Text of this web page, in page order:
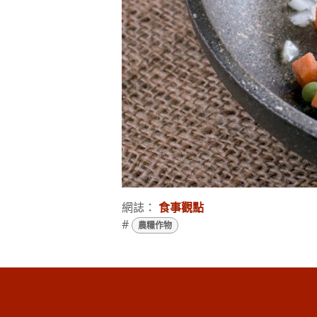
網誌： 食事觀點
#
農糧作物